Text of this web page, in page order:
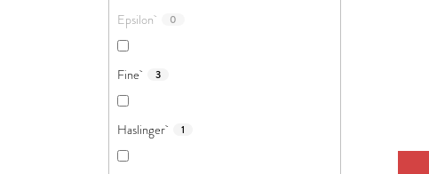
Epsilon 0
Fine 3
Haslinger 1